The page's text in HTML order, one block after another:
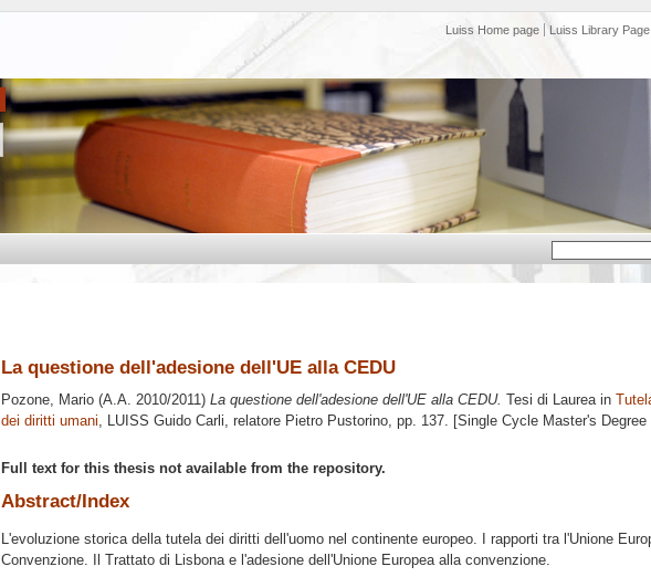
Luiss Home page Luiss Library Page
La questione dell'adesione dell'UE alla CEDU
Pozone, Mario (A.A. 2010/2011) La questione dell'adesione dell'UE alla CEDU. Tesi di Laurea in
dei diritti umani, LUISS Guido Carli, relatore Pietro Pustorino, pp. 137. [Single Cycle Master's Degree
Full text for this thesis not available from the repository.
Abstract/Index
L'evoluzione storica della tutela dei diritti dell'uomo nel continente europeo. I rapporti tra l'Unione
Convenzione. Il Trattato di Lisbona e l'adesione dell'Unione Europea alla convenzione.